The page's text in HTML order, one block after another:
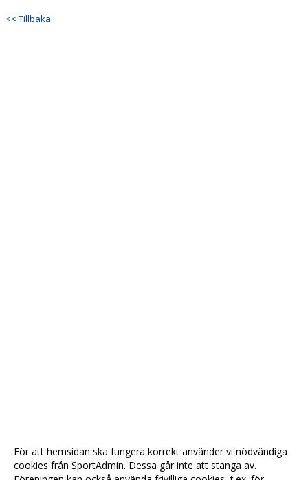
<< Tillbaka
För att hemsidan ska fungera korrekt använder vi nödvändiga
cookies från SportAdmin. Dessa går inte att stänga av.